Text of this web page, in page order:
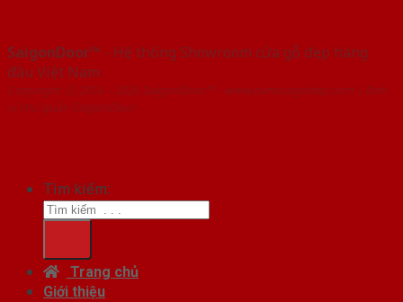
SaigonDoor™ - Hệ thống Showroom cửa gỗ đẹp hàng
đầu Việt Nam
Copyright ⓒ 2016 – 2026 SaigonDoor™ - www.bancuagodep.com | Đơn
vị chủ quản SaigonDoor
Tìm kiếm:
Trang chủ
Giới thiệu